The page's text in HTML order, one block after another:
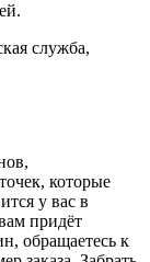
служба,
которые
у вас в
придёт
обращаетесь к